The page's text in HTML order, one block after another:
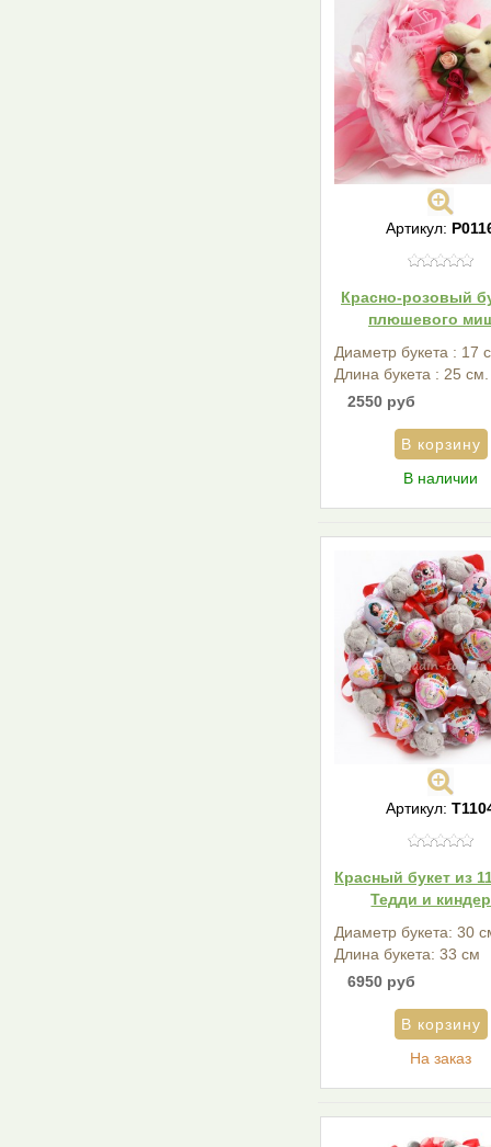
Артикул:
Красно-розовый
плюшевого
Диаметр букета : 17
Длина букета : 25 см.
2550 руб
В наличии
Артикул:
Красный букет из
Тедди и
Диаметр букета: 30
Длина букета: 33 см
6950 руб
На заказ